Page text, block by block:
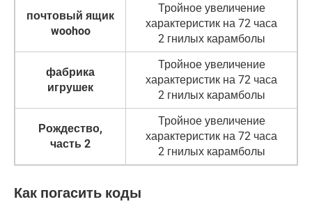
почтовый ящик
woohoo
Тройное увеличение
характеристик на 72 часа
2 гнилых карамболы
фабрика
игрушек
Тройное увеличение
характеристик на 72 часа
2 гнилых карамболы
Рождество,
часть 2
Тройное увеличение
характеристик на 72 часа
2 гнилых карамболы
Как погасить коды